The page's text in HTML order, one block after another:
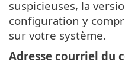
suspicieuses, la
configuration y
sur votre système.
Adresse courriel du